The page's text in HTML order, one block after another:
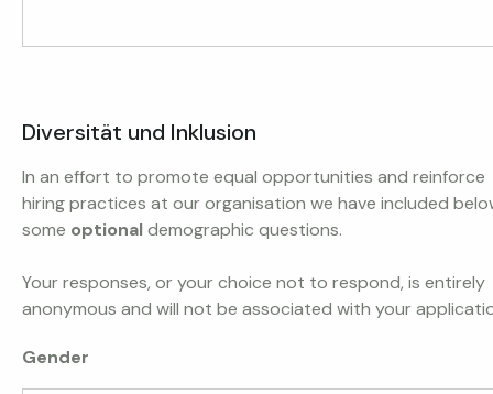
Diversität und Inklusion
In an effort to promote equal opportunities and reinforce
hiring practices at our organisation we have included
some optionaldemographic questions.
Your responses, or your choice not to respond, is entirely
anonymous and will not be associated with your
Gender